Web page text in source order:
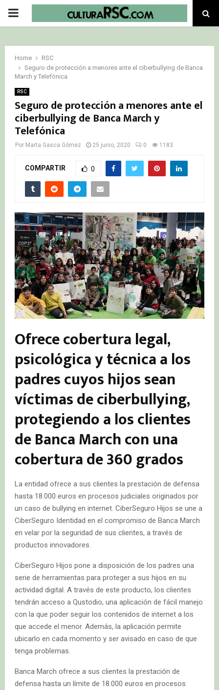
PRIMARY
Home
RSC
Seguro de protección a menores ante el ciberbullying de Banca
March y Telefónica
RSC
Seguro de protección a menores ante el
ciberbullying de Banca March y
Telefónica
Por Marta Gasca Gómez 25 junio, 2020 0 1183
COMPARTIR 0
Ofrece cobertura legal,
psicológica y técnica a los
padres cuyos hijos sean
víctimas de ciberbullying,
protegiendo a los clientes
de Banca March con una
cobertura de 360 grados
La entidad ofrece a sus clientes la prestación de defensa
hasta 18.000 euros en procesos judiciales originados por
un caso de bullying en internet. CiberSeguro Hijos se une a
CiberSeguro Identidad en el compromiso de Banca March
en velar por la seguridad de sus clientes, a través de
productos innovadores.
CiberSeguro Hijos pone a disposición de los padres una
serie de herramientas para proteger a sus hijos en su
actividad digital. A través de este producto, los clientes
tendrán acceso a Qustodio, una aplicación de fácil manejo
con la que poder seguir los contenidos de internet a los
que accede el menor. Además, la aplicación permite
ubicarlo en cada momento y ser avisado en caso de que
tenga problemas.
Banca March ofrece a sus clientes la prestación de
defensa hasta un límite de 18.000 euros en procesos